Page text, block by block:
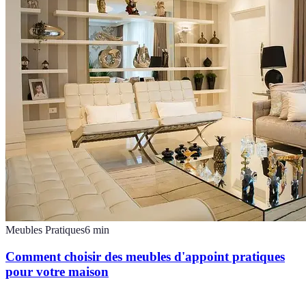
Meubles Pratiques6 min
Comment choisir des meubles d'appoint pratiques
pour votre maison